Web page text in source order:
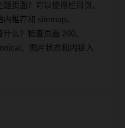
页面？可以使用栏目页、
内推荐和 sitemap。
么？检查页面 200、
、图片状态和内链入